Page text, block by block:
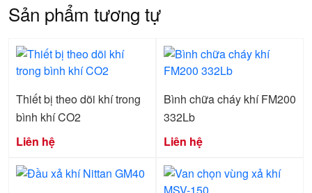
Sản phẩm tương tự
Thiết bị theo dõi khí trong
bình khí CO2
Liên hệ
Bình chữa cháy khí FM200
332Lb
Liên hệ